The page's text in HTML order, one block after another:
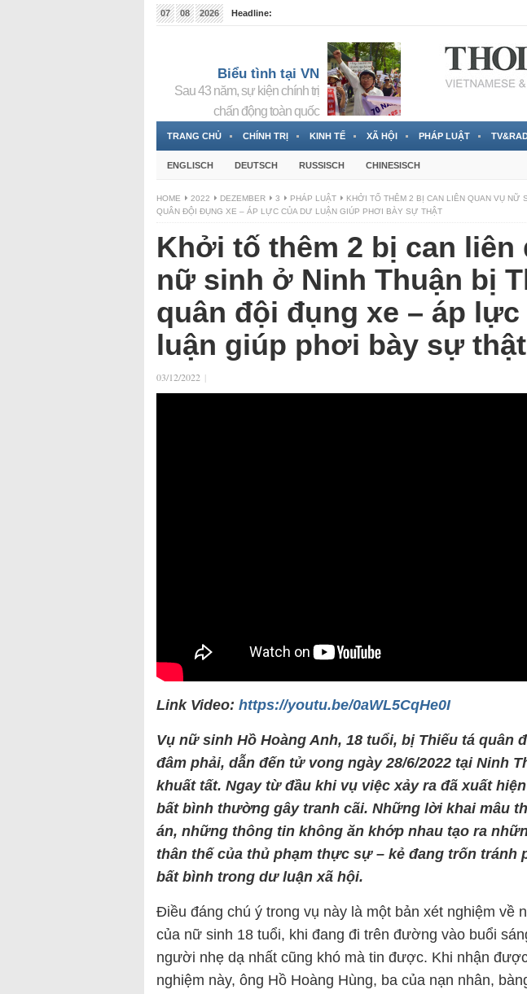
07 08 2026
Headline:
Biểu tình tại VN
Sau 43 năm, sự kiện chính trị
chấn động toàn quốc
TRANG CHỦ CHÍNH TRỊ KINH TẾ XÃ HỘI PHÁP LUẬT
ENGLISCH DEUTSCH RUSSISCH CHINESISCH
HOME 2022 DEZEMBER 3 PHÁP LUẬT
KHỞI TỐ THÊM 2 BỊ CAN LIÊN QUAN VỤ NỮ
QUÂN ĐỘI ĐỤNG XE – ÁP LỰC CỦA DƯ LUẬN GIÚP PHƠI BÀY SỰ THẬT
Khởi tố thêm 2 bị can liên
nữ sinh ở Ninh Thuận bị
quân đội đụng xe – áp
luận giúp phơi bày sự thật
03/12/2022 |
Link Video: https://youtu.be/0aWL5CqHe0I
Vụ nữ sinh Hồ Hoàng Anh, 18 tuổi, bị Thiếu tá quân
đâm phải, dẫn đến tử vong ngày 28/6/2022 tại Ninh
khuất tất. Ngay từ đầu khi vụ việc xảy ra đã xuất
bất bình thường gây tranh cãi. Những lời khai mâu
án, những thông tin không ăn khớp nhau tạo ra
thân thế của thủ phạm thực sự – kẻ đang trốn tránh
bất bình trong dư luận xã hội.
Điều đáng chú ý trong vụ này là một bản xét nghiệm về
của nữ sinh 18 tuổi, khi đang đi trên đường vào buổi
người nhẹ dạ nhất cũng khó mà tin được. Khi nhận
nghiệm này, ông Hồ Hoàng Hùng, ba của nạn nhân,